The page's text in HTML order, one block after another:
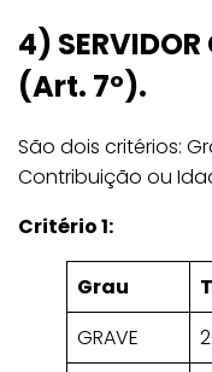
4)
(Art. 7º).
São dois critérios:
Contribuição ou
Critério 1:
Grau
GRAVE